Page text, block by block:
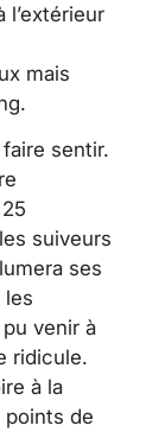
mais
sentir.
suiveurs
ses
les
venir à
ridicule.
à la
points de